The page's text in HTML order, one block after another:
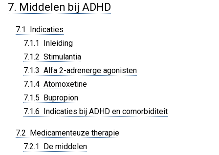
7. Middelen bij ADHD
7.1 Indicaties
7.1.1 Inleiding
7.1.2 Stimulantia
7.1.3 Alfa 2-adrenerge agonisten
7.1.4 Atomoxetine
7.1.5 Bupropion
7.1.6 Indicaties bij ADHD en comorbiditeit
7.2 Medicamenteuze therapie
7.2.1 De middelen